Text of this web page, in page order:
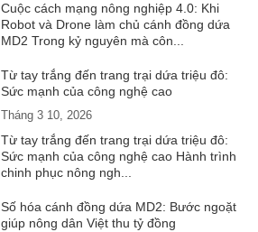
Cuộc cách mạng nông nghiệp 4.0: Khi
Robot và Drone làm chủ cánh đồng dứa
MD2 Trong kỷ nguyên mà côn...
Từ tay trắng đến trang trại dứa triệu đô:
Sức mạnh của công nghệ cao
Tháng 3 10, 2026
Từ tay trắng đến trang trại dứa triệu đô:
Sức mạnh của công nghệ cao Hành trình
chinh phục nông ngh...
Số hóa cánh đồng dứa MD2: Bước ngoặt
giúp nông dân Việt thu tỷ đồng